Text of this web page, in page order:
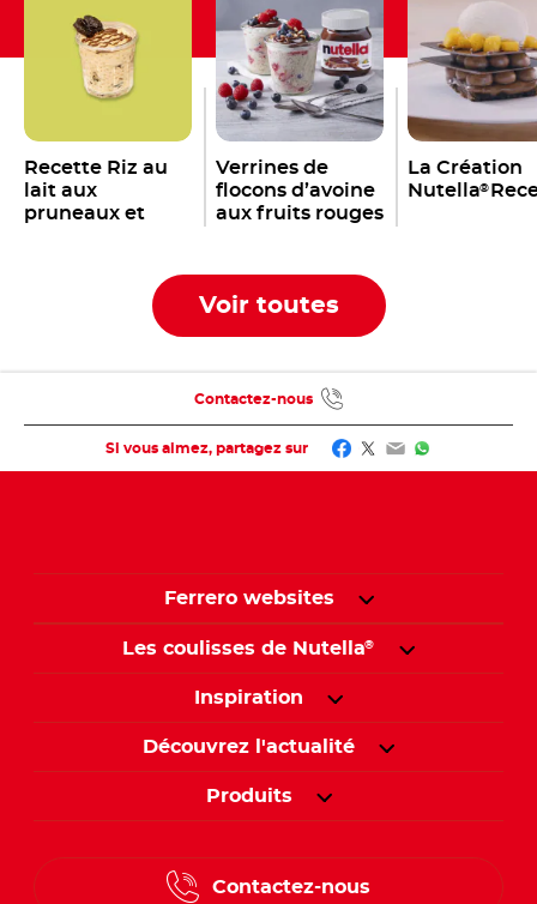
Recette Riz au
lait aux
pruneaux et
Verrines de
flocons d’avoine
aux fruits rouges
La Création
Nutella®
Voir toutes
Si vous aimez, partagez sur Facebook
Twitter
EmailWhatsApp
Contactez-nous
Ferrero websites
Les coulisses de Nutella®
Inspiration
Découvrez l'actualité
Produits
Contactez-nous